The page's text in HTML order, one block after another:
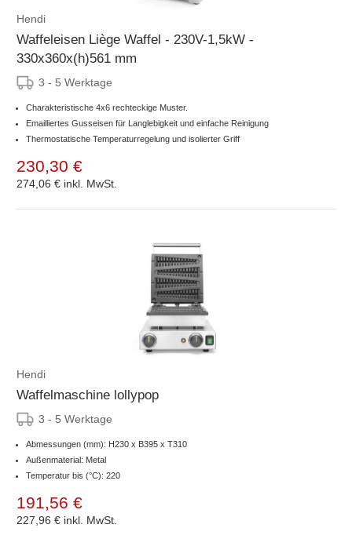
Hendi
Waffeleisen Liège Waffel - 230V-1,5kW -
330x360x(h)561 mm
3 - 5 Werktage
Charakteristische 4x6 rechteckige Muster.
Emailliertes Gusseisen für Langlebigkeit und einfache Reinigung
Thermostatische Temperaturregelung und isolierter Griff
230,30 €
274,06 € inkl. MwSt.
Hendi
Waffelmaschine lollypop
3 - 5 Werktage
Abmessungen (mm): H230 x B395 x T310
Außenmaterial: Metal
Temperatur bis (°C): 220
191,56 €
227,96 € inkl. MwSt.